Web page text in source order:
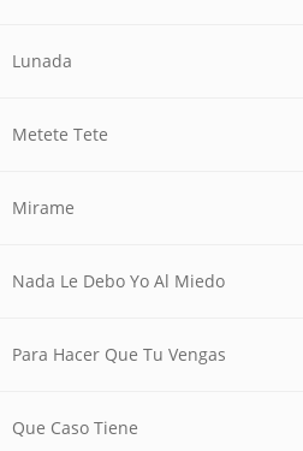
Lunada
Metete Tete
Mirame
Nada Le Debo Yo Al Miedo
Para Hacer Que Tu Vengas
Que Caso Tiene